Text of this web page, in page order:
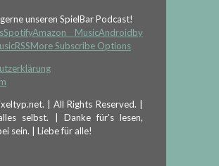
unseren SpielBar Podcast!
SpotifyAmazon MusicAndroidby
RSSMore Subscribe Options
| All Rights Reserved. |
selbst. | Danke für's lesen,
sein. | Liebe für alle!